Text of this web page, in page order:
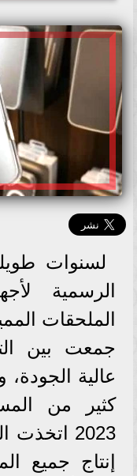
لسنوات
الملحقات
جمعت بين
عالية
كثير من
2023
إنتاج جميع